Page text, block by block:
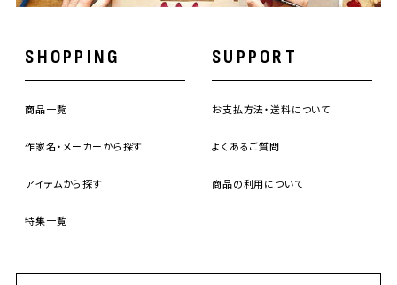
SHOPPING
商品一覧
作家名・メーカーから探す
アイテムから探す
特集一覧
SUPPORT
お支払方法・送料について
よくあるご質問
商品の利用について